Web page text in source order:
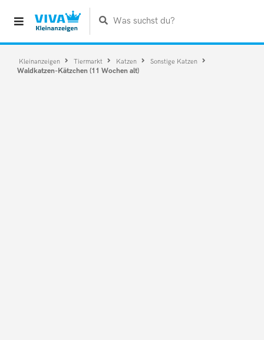
Was suchst du?
Kleinanzeigen Tiermarkt Katzen Sonstige Katzen
Waldkatzen-Kätzchen (11 Wochen alt)